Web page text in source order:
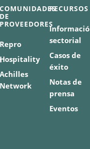
COMUNIDADES
DE
PROVEEDORES
Repro
Hospitality
Achilles
Network
RECURSOS
sectorial
Casos de
éxito
Notas de
prensa
Eventos